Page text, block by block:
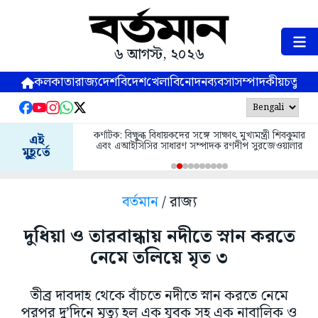
৬ আগস্ট, ২০২৬
কলকাতারাজ্যদেশবিদেশখেলাবিনোদনব্যবসাসম্পাদকীয়
এই
মুহূর্তে
কর্ণাটক: বিক্ষুব্ধ বিধায়কদের সঙ্গে সাক্ষাৎ মুখ্যমন্ত্রী শিবকুমার
এবং এআইসিসির সাধারণ সম্পাদক রণদীপ সুরজেওয়ালার
বর্তমান/ রাজ্য
দুধিয়া ও তারবান্ধায় নদীতে স্নান করতে
নেমে তলিয়ে মৃত ৩
তীব্র দাবদাহ থেকে বাঁচতে নদীতে স্নান করতে নেমে
পরপর দু’দিনে মৃত্যু হল এক যুবক সহ এক নাবালিক ও